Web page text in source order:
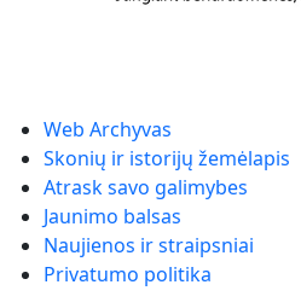
Web Archyvas
Skonių ir istorijų žemėlapis
Atrask savo galimybes
Jaunimo balsas
Naujienos ir straipsniai
Privatumo politika